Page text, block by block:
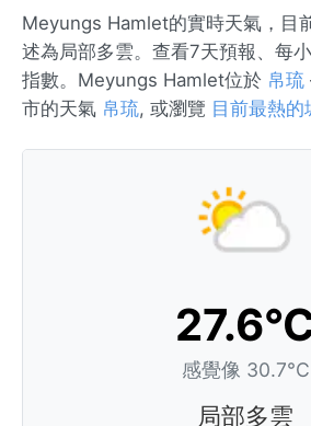
Meyungs Hamlet的實時天氣，目
述為局部多雲。查看7天預報、每
指數。Meyungs Hamlet位於 帛琉
市的天氣 帛琉, 或瀏覽 目前最熱的
感覺像 30.7°C
局部多雲